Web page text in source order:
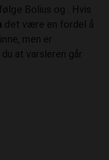
det være en fordel å
men er
at varsleren går